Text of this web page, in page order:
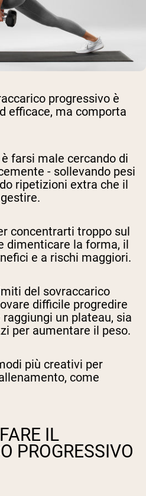
progressivo è
efficace, ma comporta
farsi male cercando di
- sollevando pesi
ripetizioni extra che il
concentrarti troppo sul
dimenticare la forma, il
e a rischi maggiori.
del sovraccarico
difficile progredire
raggiungi un plateau, sia
per aumentare il peso.
più creativi per
come
IL
PROGRESSIVO